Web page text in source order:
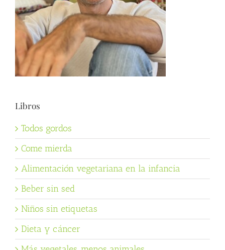
Libros
Todos gordos
Come mierda
Alimentación vegetariana en la infancia
Beber sin sed
Niños sin etiquetas
Dieta y cáncer